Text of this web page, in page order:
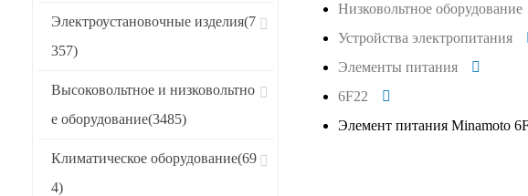
Электроустановочные изделия(7
357)
Высоковольтное и низковольтно
е оборудование(3485)
Климатическое оборудование(69
4)
Низковольтное оборудование
Устройства электропитания
Элементы питания
6F22
Элемент питания Minamoto